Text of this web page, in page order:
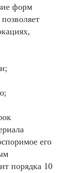
форм
его
порядка 10